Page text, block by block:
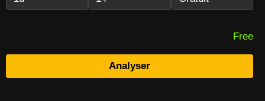
Free
Analyser